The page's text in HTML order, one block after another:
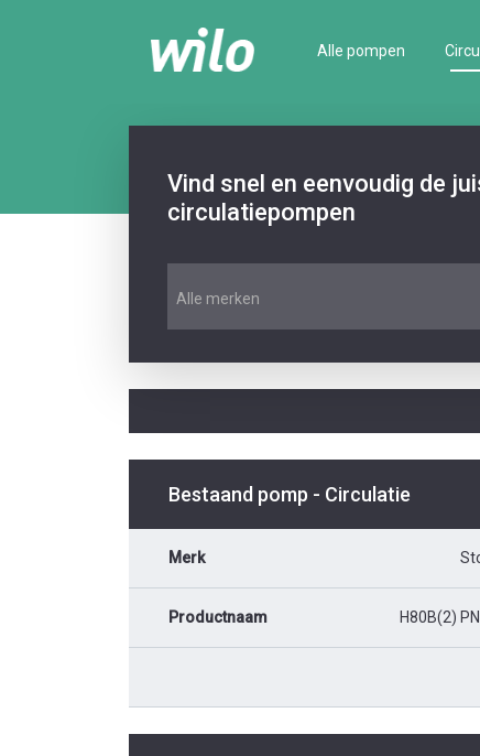
Alle pompen
Vind snel en eenvoudig de
circulatiepompen
Alle merken
Bestaand pomp - Circulatie
Merk
Productnaam H80B(2)